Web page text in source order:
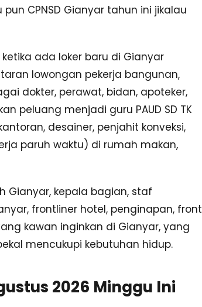
CPNSD Gianyar tahun ini jikalau
ada loker baru di Gianyar
lowongan pekerja bangunan,
dokter, perawat, bidan, apoteker,
peluang menjadi guru PAUD SD TK
desainer, penjahit konveksi,
paruh waktu) di rumah makan,
Gianyar, kepala bagian, staf
frontliner hotel, penginapan, front
kawan inginkan di Gianyar, yang
mencukupi kebutuhan hidup.
2026 Minggu Ini